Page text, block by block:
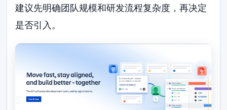
建议先明确团队规模和研发流程复杂度，再决定
是否引入。